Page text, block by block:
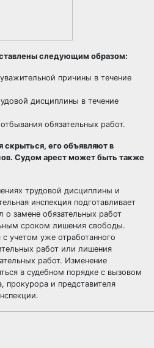
следующим образом:
причины в течение
дисциплины в течение
обязательных работ.
его объявляют в
Судом арест может быть также
трудовой дисциплины и
инспекция подготавливает
о замене обязательных работ
сроком лишения свободы.
с учетом уже отработанного
работ или лишения
работ. Изменение
в судебном порядке с вызовом
прокурора и представителя